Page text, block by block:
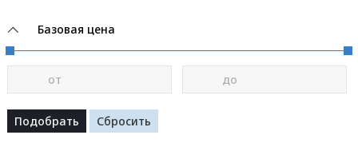
Базовая цена
от до